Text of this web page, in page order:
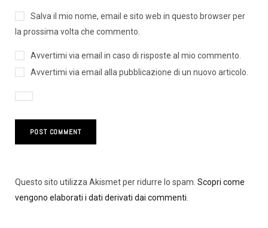
Salva il mio nome, email e sito web in questo browser per
la prossima volta che commento.
Avvertimi via email in caso di risposte al mio commento.
Avvertimi via email alla pubblicazione di un nuovo articolo.
Questo sito utilizza Akismet per ridurre lo spam. Scopri come
vengono elaborati i dati derivati dai commenti